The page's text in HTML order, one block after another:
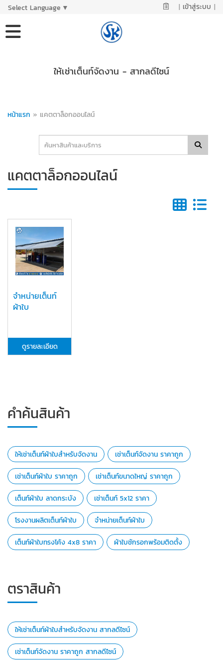
Select Language ▼ | เข้าสู่ระบบ |
ให้เช่าเต็นท์จัดงาน - สากลดีไซน์
หน้าแรก » แคตตาล็อกออนไลน์
แคตตาล็อกออนไลน์
จำหน่ายเต็นท์
ผ้าใบ
ดูรายละเอียด
คำค้นสินค้า
ให้เช่าเต็นท์ผ้าใบสำหรับจัดงาน เช่าเต็นท์จัดงาน ราคาถูก
เช่าเต็นท์ผ้าใบ ราคาถูก เช่าเต็นท์ขนาดใหญ่ ราคาถูก
เต็นท์ผ้าใบ ลาดกระบัง เช่าเต็นท์ 5x12 ราคา
โรงงานผลิตเต็นท์ผ้าใบ จำหน่ายเต็นท์ผ้าใบ
เต็นท์ผ้าใบทรงโค้ง 4x8 ราคา ผ้าใบชักรอกพร้อมติดตั้ง
ตราสินค้า
ให้เช่าเต็นท์ผ้าใบสำหรับจัดงาน สากลดีไซน์
เช่าเต็นท์จัดงาน ราคาถูก สากลดีไซน์